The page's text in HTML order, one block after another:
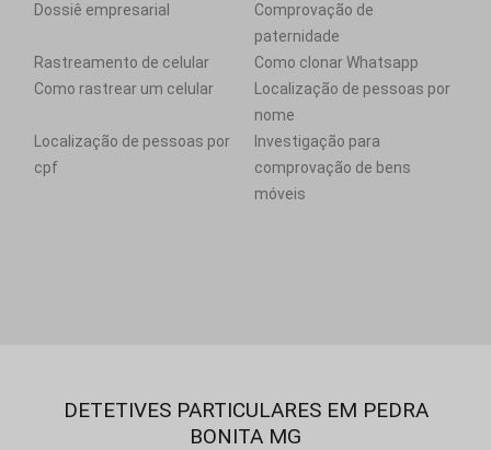
Dossiê empresarial
Comprovação de
paternidade
Rastreamento de celular
Como clonar Whatsapp
Como rastrear um celular
Localização de pessoas por
nome
Localização de pessoas por
cpf
Investigação para
comprovação de bens
móveis
DETETIVES PARTICULARES EM PEDRA
BONITA MG